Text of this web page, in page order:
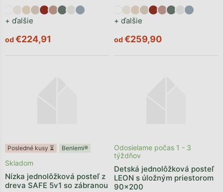
+ ďalšie
od€224,91
+ ďalšie
od€259,90
Posledné kusy ⏳ Benlemi®
Nízka jednolôžková posteľ z
dreva SAFE 5v1 so zábranou
Skladom
Detská jednolôžková posteľ
LEON s úložným priestorom
90x200
Odosielame počas 1 - 3
týždňov